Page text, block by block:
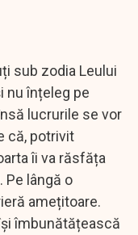
sub zodia Leului
nu înțeleg pe
lucrurile se vor
că, potrivit
îi va răsfăța
Pe lângă o
amețitoare.
îmbunătățească